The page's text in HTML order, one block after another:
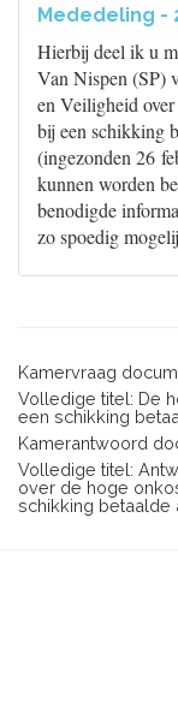
Mededeling -
Hierbij deel ik u
Van Nispen (SP)
en Veiligheid
bij een schikking
(ingezonden 26
kunnen worden
benodigde
zo spoedig
Kamervraag
Volledige titel: De
een schikking
Kamerantwoord
Volledige titel:
over de hoge
schikking betaalde